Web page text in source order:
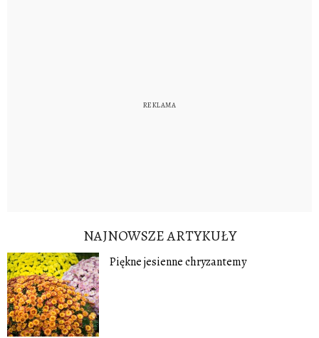
NAJNOWSZE ARTYKUŁY
Piękne jesienne chryzantemy